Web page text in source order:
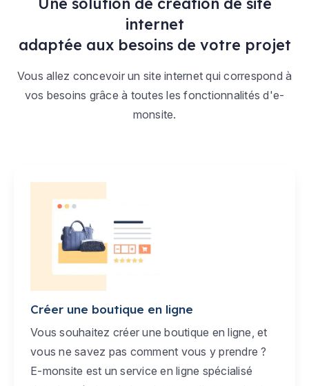
internet
adaptée aux besoins de votre projet
Vous allez concevoir un site internet qui correspond à
vos besoins grâce à toutes les fonctionnalités d'e-
monsite.
Créer une boutique en ligne
Vous souhaitez créer une boutique en ligne, et
vous ne savez pas comment vous y prendre ?
E-monsite est un service en ligne spécialisé